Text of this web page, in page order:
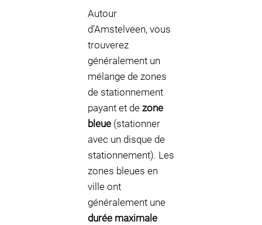
Autour
d’Amstelveen, vous
trouverez
généralement un
mélange de zones
de stationnement
payant et de zone
bleue (stationner
avec un disque de
stationnement). Les
zones bleues en
ville ont
généralement une
durée maximale